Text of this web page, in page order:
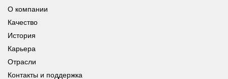
О компании
Качество
История
Карьера
Отрасли
Контакты и поддержка